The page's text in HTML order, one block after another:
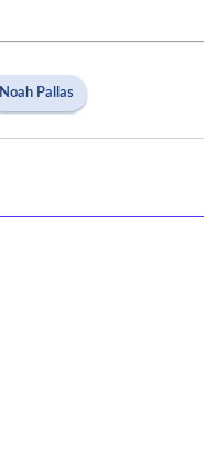
Noah Pallas